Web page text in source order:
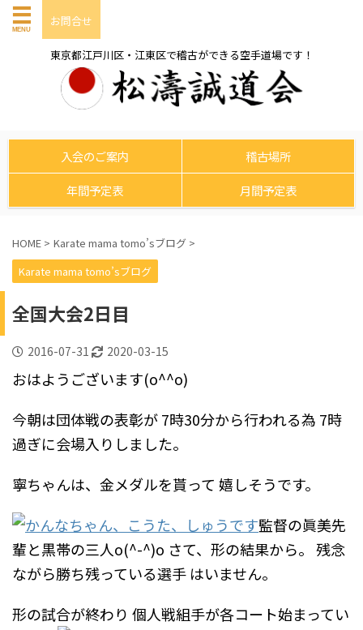
お問合せ
東京都江戸川区・江東区で稽古ができる空手道場です！
入会のご案内
稽古場所
年間予定表
月間予定表
HOME > Karate mama tomo’sブログ >
Karate mama tomo’sブログ
全国大会2日目
2016-07-31 2020-03-15
おはようございます(o^^o)
今朝は団体戦の表彰が7時30分から行われる為 7時
過ぎに会場入りしました。
寧ちゃんは、金メダルを貰って 嬉しそうです。
監督の眞美先
輩と黒帯の三人o(^-^)o さて、形の結果から。 残念
ながら勝ち残っている選手 はいません。
形の試合が終わり 個人戦組手が各コート始まってい